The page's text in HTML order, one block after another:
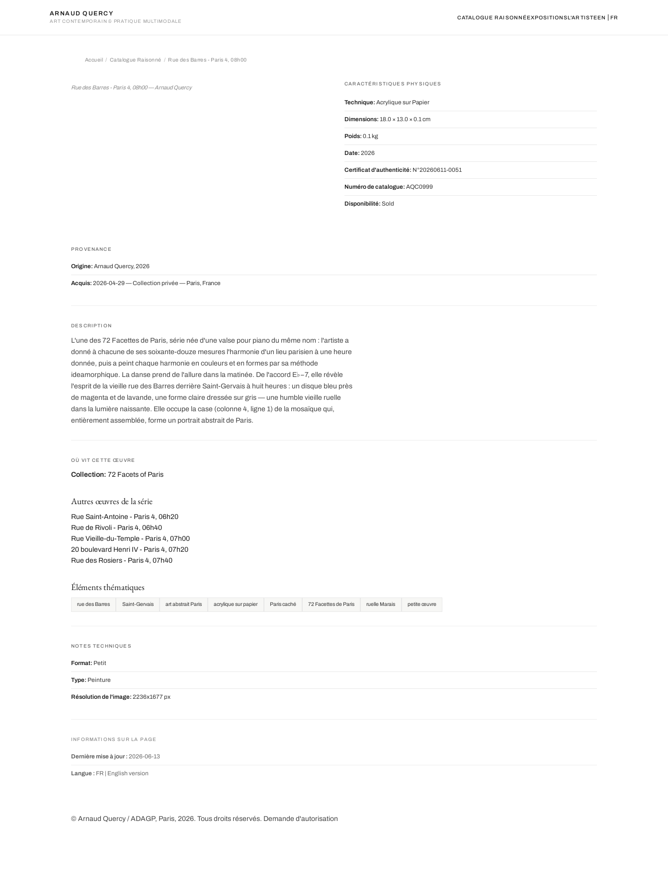
ARNAUD QUERCY
ART CONTEMPORAIN & PRATIQUE MULTIMODALE
CATALOGUE RAISONNÉEXPOSITIONSL'ARTISTEEN FR
Accueil Catalogue Raisonné Rue des Barres - Paris 4, 08h00
Rue des Barres - Paris 4, 08h00 — Arnaud Quercy
CARACTÉRISTIQUES PHYSIQUES
Technique: Acrylique sur Papier
Dimensions: 18.0 × 13.0 × 0.1 cm
Poids: 0.1 kg
Date: 2026
Certificat d'authenticité: N°20260611-0051
Numéro de catalogue: AQC0999
Disponibilité: Sold
PROVENANCE
Origine: Arnaud Quercy, 2026
Acquis: 2026-04-29 — Collection privée — Paris, France
DESCRIPTION
L'une des 72 Facettes de Paris, série née d'une valse pour piano du même nom : l'artiste a
donné à chacune de ses soixante-douze mesures l'harmonie d'un lieu parisien à une heure
donnée, puis a peint chaque harmonie en couleurs et en formes par sa méthode
ideamorphique. La danse prend de l'allure dans la matinée. De l'accord E♭−7, elle révèle
l'esprit de la vieille rue des Barres derrière Saint-Gervais à huit heures : un disque bleu près
de magenta et de lavande, une forme claire dressée sur gris — une humble vieille ruelle
dans la lumière naissante. Elle occupe la case (colonne 4, ligne 1) de la mosaïque qui,
entièrement assemblée, forme un portrait abstrait de Paris.
OÙ VIT CETTE ŒUVRE
Collection: 72 Facets of Paris
Autres œuvres de la série
Rue Saint-Antoine - Paris 4, 06h20
Rue de Rivoli - Paris 4, 06h40
Rue Vieille-du-Temple - Paris 4, 07h00
20 boulevard Henri IV - Paris 4, 07h20
Rue des Rosiers - Paris 4, 07h40
Éléments thématiques
rue des Barres Saint-Gervais art abstrait Paris acrylique sur papier Paris caché 72 Facettes de Paris ruelle Marais petite œuvre
NOTES TECHNIQUES
Format: Petit
Type: Peinture
Résolution de l'image: 2236x1677 px
INFORMATIONS SUR LA PAGE
Dernière mise à jour : 2026-06-13
Langue : FR | English version
© Arnaud Quercy / ADAGP, Paris, 2026. Tous droits réservés. Demande d'autorisation